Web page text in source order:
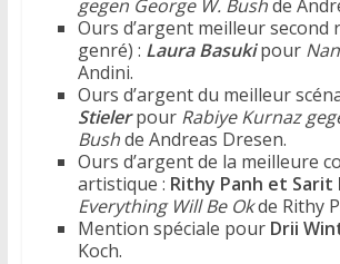
gegen George W. Bushde
Ours d’argent meilleur second
genré) : Laura Basukipour
Andini.
Ours d’argent du meilleur
Stielerpour Rabiye Kurnaz
Bushde Andreas Dresen.
Ours d’argent de la meilleure
artistique : Rithy Panh et Sarit
Everything Will Be Okde Rithy
Mention spéciale pour Drii
Koch.